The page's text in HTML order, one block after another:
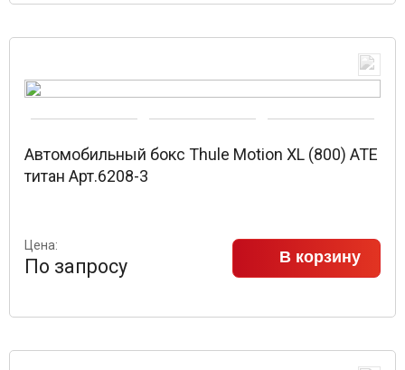
Автомобильный бокс Thule Motion XL (800) ATE
титан Арт.6208-3
Цена:
По запросу В корзину